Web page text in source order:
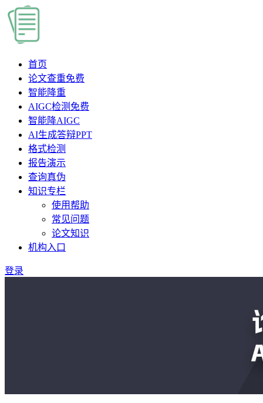
首页
论文查重免费
智能降重
AIGC检测 免费
智能降AIGC
AI生成答辩PPT
格式检测
报告演示
查询真伪
知识专栏
使用帮助
常见问题
论文知识
机构入口
登录